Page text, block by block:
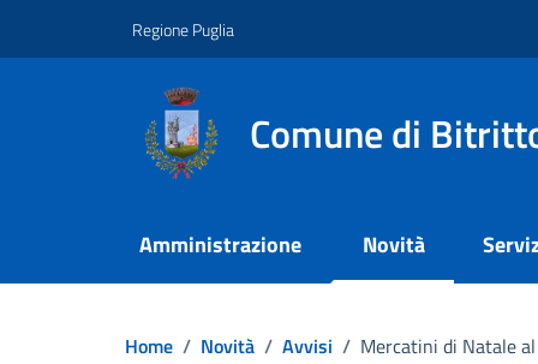
Regione Puglia
Comune di
Amministrazione Novità
Home / Novità / Avvisi / Mercatini di Natale